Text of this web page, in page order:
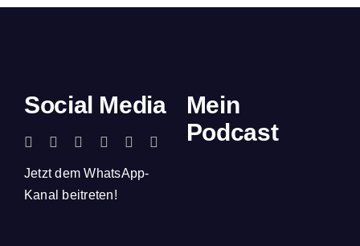
Social Media
Jetzt dem WhatsApp-
Kanal beitreten!
Mein
Podcast